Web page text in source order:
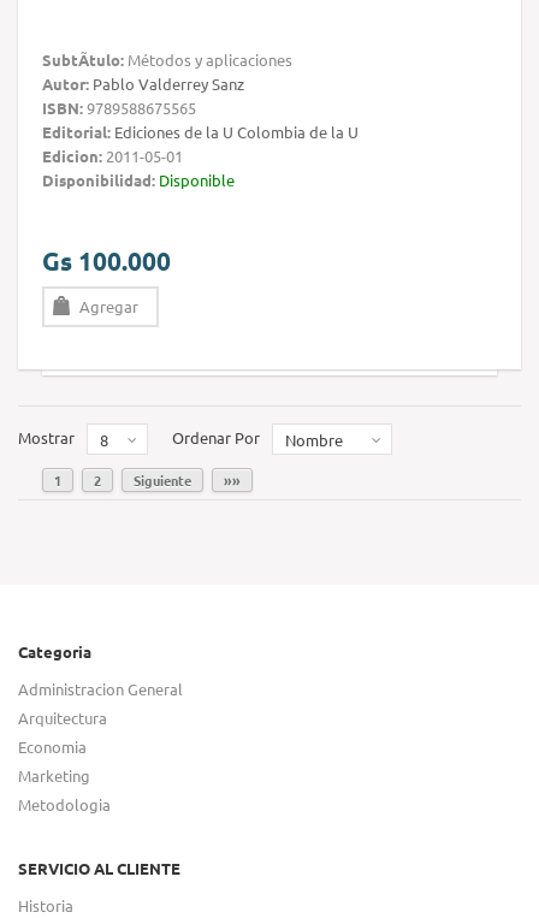
SubtÃ­tulo: Métodos y aplicaciones
Autor: Pablo Valderrey Sanz
ISBN:9789588675565
Editorial: Ediciones de la U Colombia de la U
Edicion: 2011-05-01
Disponibilidad: Disponible
Gs 100.000
Agregar
Mostrar 8 Ordenar Por Nombre
1 2 Siguiente »»
Categoria
Administracion General
Arquitectura
Economia
Marketing
Metodologia
SERVICIO AL CLIENTE
Historia